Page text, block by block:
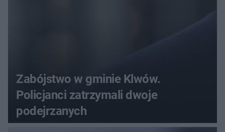
Zabójstwo w gminie Klwów.
Policjanci zatrzymali dwoje
podejrzanych